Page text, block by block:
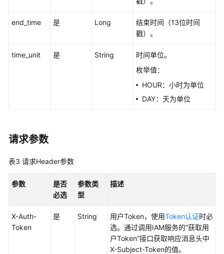
前
如
调
end_time 是 Long
结束时间（13位时间
戳）。
time_unit 是 String
时间单位。
枚举值：
HOUR：小时为单位
DAY：天为单位
请求参数
表3 请求Header参数
参数
是否
必选
参数类
型
描述
X-Auth-
Token
是 String 用户Token，使用Token认证时必
选。通过调用IAM服务的“获取用
户Token”接口获取响应消息头中
X-Subject-Token的值。